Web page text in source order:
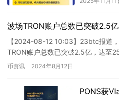
波场TRON账户总数已突破2.5亿
【2024-08-12 10:03】23btc报道
TRON账户总数已突破2.5亿，达至
着波场网络上已激活的账户…
币资讯 2024年8月12日
PONS获